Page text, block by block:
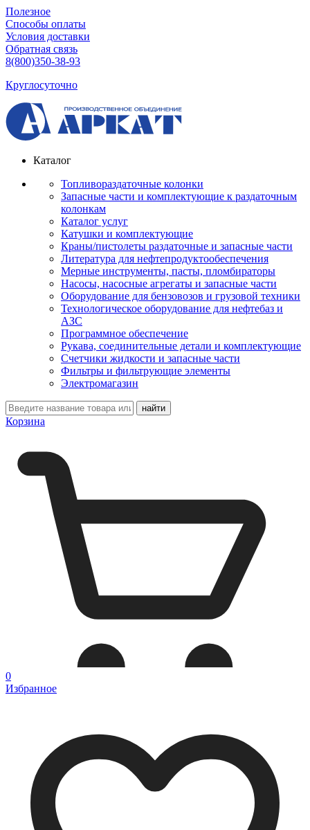
Полезное
Способы оплаты
Условия доставки
Обратная связь
8(800)350-38-93
Круглосуточно
Каталог
Топливораздаточные колонки
Запасные части и комплектующие к раздаточным
колонкам
Каталог услуг
Катушки и комплектующие
Краны/пистолеты раздаточные и запасные части
Литература для нефтепродуктообеспечения
Мерные инструменты, пасты, пломбираторы
Насосы, насосные агрегаты и запасные части
Оборудование для бензовозов и грузовой техники
Технологическое оборудование для нефтебаз и
АЗС
Программное обеспечение
Рукава, соединительные детали и комплектующие
Счетчики жидкости и запасные части
Фильтры и фильтрующие элементы
Электромагазин
Корзина
0
Избранное